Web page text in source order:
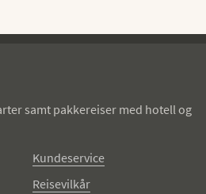
samt pakkereiser med hotell og
Kundeservice
Reisevilkår